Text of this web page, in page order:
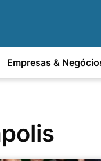
Empresas &